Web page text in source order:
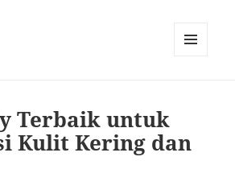
Terbaik untuk
Kulit Kering dan